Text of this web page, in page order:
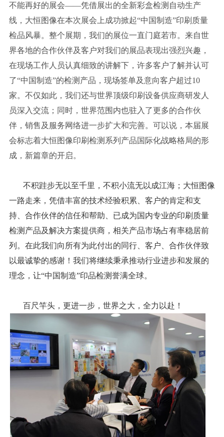
不能再好的展会——凭借展出的全新彩盒检测自动生产
线，大恒图像在本次展会上成功掀起“中国制造”印刷质量
检品风暴。整个展期，我们的展位一直门庭若市。来自世
界各地的合作伙伴及客户对我们的展品表现出强烈兴趣，
在现场工作人员认真细致的讲解下，许多客户了解并认可
了“中国制造”的检测产品，现场签单及意向客户超过10
家。不仅如此，我们还与世界顶级印刷设备供应商研发人
员深入交流；同时，世界范围内也驻入了更多的合作伙
伴，销售及服务网络进一步扩大和完善。可以说，本届展
会标志着大恒图像印刷检测系列产品国际化战略格局的形
成，新篇章的开启。
不积跬步无以至千里，不积小流无以成江海；大恒图像
一路走来，凭借丰富的技术经验积累、客户的肯定和支
持、合作伙伴的信任和帮助、已成为国内专业的印刷质量
检测产品及解决方案提供商，相关产品市场占有率稳居前
列。在此我们向所有为此付出的同行、客户、合作伙伴致
以最诚挚的感谢！我们将继续秉承推动行业进步和发展的
理念，让“中国制造”印品检测誉满全球。
百尺竿头，更进一步，世界之大，全力以赴！